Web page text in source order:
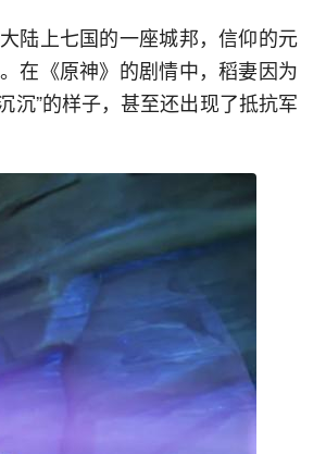
陆上七国的一座城邦，信仰的元
在《原神》的剧情中，稻妻因为
沉”的样子，甚至还出现了抵抗军